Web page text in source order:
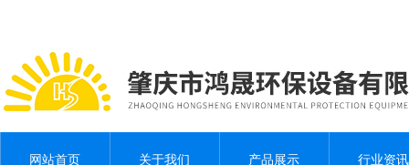
网站首页 关于我们 产品展示 行业资讯